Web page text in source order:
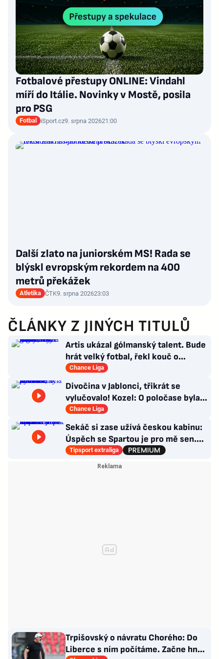
Fotbalové přestupy ONLINE: Vindahl
míří do Itálie. Novinky v Mostě, posila
pro PSG
Fotbal iSport.cz9. srpna 202621:00
Další zlato na juniorském MS! Rada se
blýskl evropským rekordem na 400
metrů překážek
Atletika ČTK9. srpna 202623:03
ČLÁNKY Z JINÝCH TITULŮ
Artis ukázal gólmanský talent. Bude
hrát velký fotbal, řekl kouč o
Kašíkovi. Body ale má Sigma
Chance Liga
Divočina v Jablonci, třikrát se
vylučovalo! Kozel: O poločase byla v
kabině bouřka
Chance Liga
Sekáč si zase užívá českou kabinu:
Úspěch se Spartou je pro mě sen.
Divoká léta ho stála NHL
Tipsport extraliga
Trpišovský o návratu Chorého: Do
Liberce s ním počítáme. Začne hned